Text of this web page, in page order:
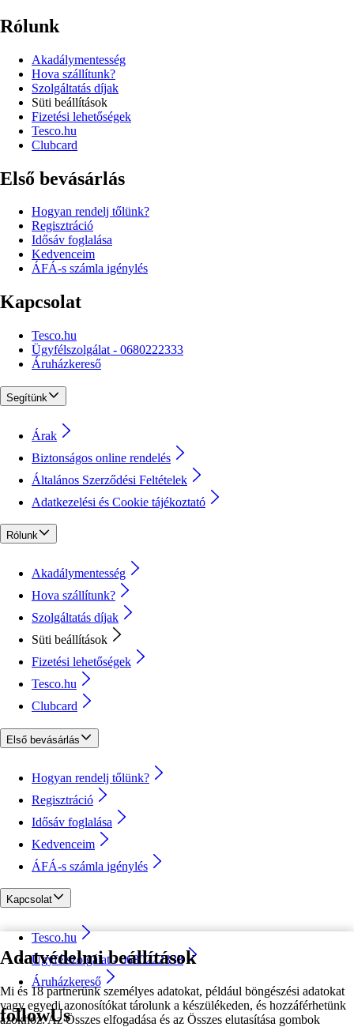
Adatvédelmi beállítások
Mi és 18 partnerünk személyes adatokat, például böngészési adatokat
vagy egyedi azonosítókat tárolunk a készülékeden, és hozzáférhetünk
azokhoz. Az Összes elfogadása és az Összes elutasítása gombok
Rólunk
Akadálymentesség
Hova szállítunk?
Szolgáltatás díjak
Süti beállítások
Fizetési lehetőségek
Tesco.hu
Clubcard
Első bevásárlás
Hogyan rendelj tőlünk?
Regisztráció
Idősáv foglalása
Kedvenceim
ÁFÁ-s számla igénylés
Kapcsolat
Tesco.hu
Ügyfélszolgálat - 0680222333
Áruházkereső
Segítünk
Árak
Biztonságos online rendelés
Általános Szerződési Feltételek
Adatkezelési és Cookie tájékoztató
Rólunk
Akadálymentesség
Hova szállítunk?
Szolgáltatás díjak
Süti beállítások
Fizetési lehetőségek
Tesco.hu
Clubcard
Első bevásárlás
Hogyan rendelj tőlünk?
Regisztráció
Idősáv foglalása
Kedvenceim
ÁFÁ-s számla igénylés
Kapcsolat
Tesco.hu
Ügyfélszolgálat - 0680222333
Áruházkereső
followUs